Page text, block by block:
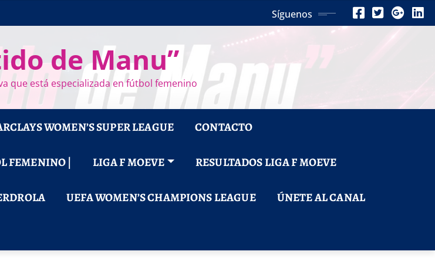
Síguenos
de Manu”
que está especializada en fútbol femenino
WOMEN’S SUPER LEAGUE CONTACTO
FEMENINO | LIGA F MOEVE RESULTADOS LIGA F MOEVE
UEFA WOMEN’S CHAMPIONS LEAGUE ÚNETE AL CANAL